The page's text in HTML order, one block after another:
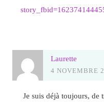
Laurette
4 NOVEMBRE
Je suis déjà toujours, de